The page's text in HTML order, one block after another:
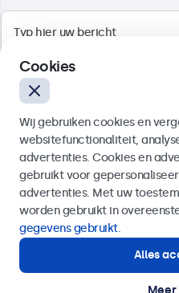
4.8/5 door
Nederlands
Of bel ons op
Hulp of advies nodig?
Direct contact met een
Cookies
Wij gebruiken cookies en
websitefunctionaliteit,
advertenties. Cookies en
gebruikt voor
advertenties. Met uw
worden gebruikt in
gegevens gebruikt.
Alles
Meer